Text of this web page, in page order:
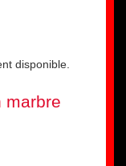
disponible.
marbre